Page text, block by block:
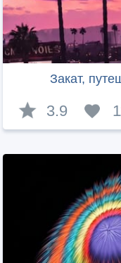
Закат,
3.9